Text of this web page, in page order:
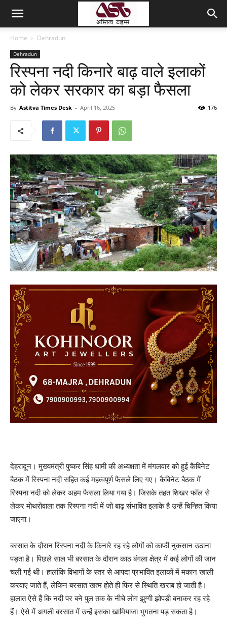
Home Dehradun
Dehradun
रिस्पना नदी किनारे बाढ़ वाले इलाकों
को लेकर सरकार का बड़ा फैसला
By Astitva Times Desk - April 16, 2025 176
देहरादून। मुख्यमंत्री पुष्कर सिंह धामी की अध्यक्षता में मंगलवार को हुई कैबिनेट
बैठक में रिस्पना नदी सहित कई महत्वपूर्ण फैसले लिए गए। कैबिनेट बैठक में
रिस्पना नदी को लेकर अहम फैसला लिया गया है। जिसके तहत शिखर फॉल से
लेकर मोथरोवाला तक रिस्पना नदी में जो बाढ़ संभावित इलाके है उन्हें चिन्हित किया
जाएगा।
बरसात के दौरान रिस्पना नदी के किनारे रह रहे लोगों को काफी नुकसान उठाना
पड़ता है। पिछले साल भी बरसात के दौरान काठ बंगला क्षेत्र में कई लोगों की जान
चली गई थी। हालांकि विभागों के स्तर से आपदा प्रभावित इलाकों में मकान खाली
करवाए जाते हैं, लेकिन बरसात खत्म होते ही फिर से स्थिति खराब हो जाती है।
हालात ऐसे हैं कि नदी पर बने पुल तक के नीचे लोग झुग्गी झोपड़ी बनाकर रह रहे
हैं। ऐसे में अगली बरसात में उन्हें इसका खामियाजा भुगतना पड़ सकता है।